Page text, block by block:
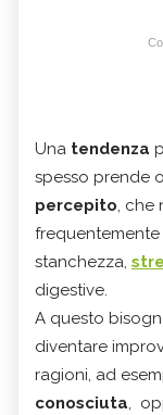
Una tendenza
spesso prende
percepito, che
stanchezza,
digestive.
A questo
diventare
ragioni, ad
conosciuta,